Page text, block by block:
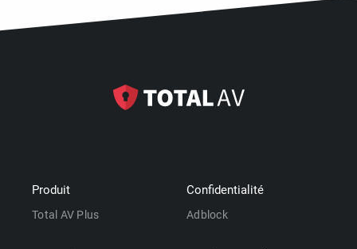
Produit
Total AV Plus
Confidentialité
Adblock